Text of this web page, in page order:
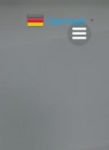
German ▼